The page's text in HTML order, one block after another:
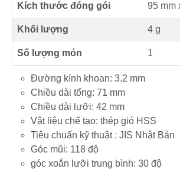
Kích thước đóng gói 95 mm
Khối lượng 4 g
Số lượng món 1
Đường kính khoan: 3.2 mm
Chiều dài tổng: 71 mm
Chiều dài lưỡi: 42 mm
Vật liệu chế tạo: thép gió HSS
Tiêu chuẩn kỹ thuật : JIS Nhật Bản
Góc mũi: 118 độ
góc xoắn lưỡi trung bình: 30 độ